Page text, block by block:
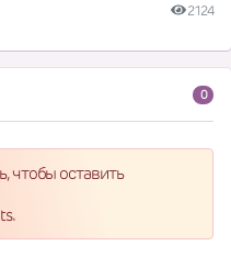
2124
0
чтобы оставить